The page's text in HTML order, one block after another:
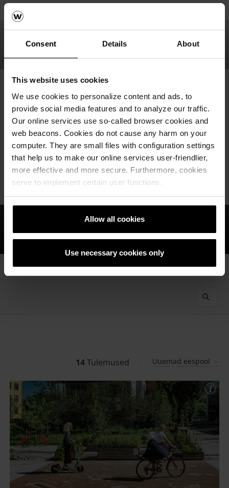
Consent Details About
This website uses cookies
We use cookies to personalize content and ads, to
provide social media features and to analyze our traffic.
Our online services use so-called browser cookies and
web beacons. Cookies do not cause any harm on your
computer. They are small files with configuration settings
that help us to make our online services user-friendlier,
more effective and more secure. Furthermore, cookies
serve to implement certain user functions.
Allow all cookies
Use necessary cookies only
Uuri lisaks!
Kontaktid
Tootekataloog
Külasta meie näidistesaali
14Tulemused Uuemad eespool